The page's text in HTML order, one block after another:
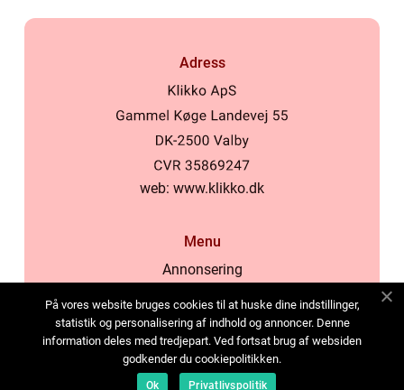
Adress
web: www.klikko.dk
Menu
Annonsering
Cookies
Kontakta oss
Sitemap
På vores website bruges cookies til at huske dine indstillinger,
statistik og personalisering af indhold og annoncer. Denne
information deles med tredjepart. Ved fortsat brug af websiden
godkender du cookiepolitikken.
Ok Privatlivspolitik